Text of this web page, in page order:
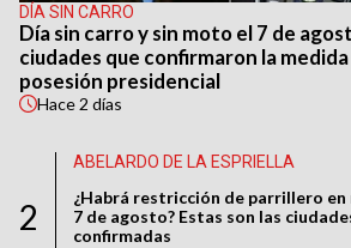
DÍA SIN CARRO
Día sin carro y sin moto el 7 de
ciudades que confirmaron la
posesión presidencial
Hace2 días
2
ABELARDO DE LA ESPRIELLA
¿Habrá restricción de parrillero
7 de agosto? Estas son las
confirmadas